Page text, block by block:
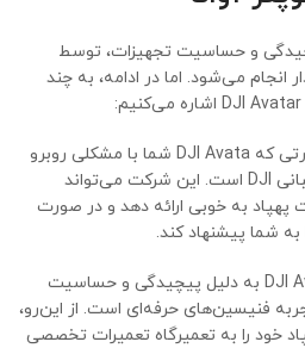
و حساسیت تجهیزات، توسط
انجام می‌شود. اما در ادامه، به چند
تماس با پشتیبانی DJI: در صورتی که DJI Avata شما با مشکلی روبرو
شد، اولین قدم تماس با پشتیبانی DJI است. این شرکت می‌تواند
پهپاد به خوبی ارائه دهد و در صورت
به شما پیشنهاد کند.
تعمیرات تخصصی: تعمیر DJI Avata به دلیل پیچیدگی و حساسیت
فنیسین‌های حرفه‌ای است. از این‌رو،
خود را به تعمیرگاه تعمیرات تخصصی